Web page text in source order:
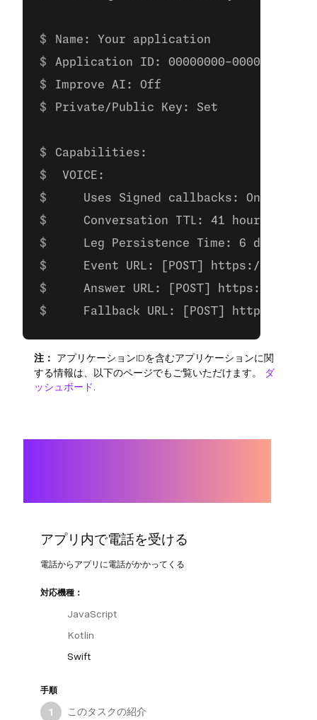
Name: Your application
Application ID: 00000000-0000-0000-
Improve AI: Off
Private/Public Key: Set
Capabilities:
VOICE:
    Uses Signed callbacks: On
    Conversation TTL: 41 hours
    Leg Persistence Time: 6 days
Event URL: [POST] https://
Answer URL: [POST] https://
Fallback URL: [POST] https://
注：
アプリケーションIDを含むアプリケーションに関
する情報は、以下のページでもご覧いただけます。
ダ
ッシュボード.
アプリ内で電話を受ける
電話からアプリに電話がかかってくる
対応機種：
JavaScript
Kotlin
Swift
手順
1
このタスクの紹介